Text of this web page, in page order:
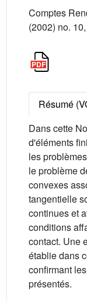
Comptes
(2002) no.
Résumé
Dans cette
d'éléments
les
le problème
convexes
tangentielle
continues et
conditions
contact. Une
établie dans
confirmant
présentés.